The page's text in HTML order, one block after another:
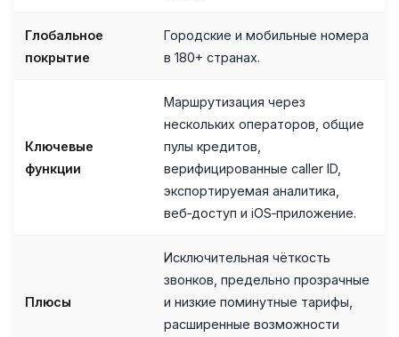
Глобальное
покрытие
Городские и мобильные номера
в 180+ странах.
Ключевые
функции
Маршрутизация через
нескольких операторов, общие
пулы кредитов,
верифицированные caller ID,
экспортируемая аналитика,
веб‑доступ и iOS‑приложение.
Плюсы
Исключительная чёткость
звонков, предельно прозрачные
и низкие поминутные тарифы,
расширенные возможности